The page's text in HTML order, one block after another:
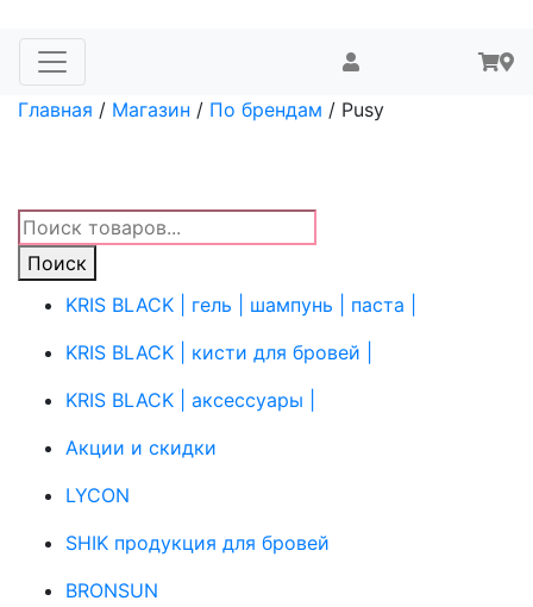
Главная / Магазин / По брендам / Pusy
Поиск
товаров
Поиск
KRIS BLACK | гель | шампунь | паста |
KRIS BLACK | кисти для бровей |
KRIS BLACK | аксессуары |
Акции и скидки
LYCON
SHIK продукция для бровей
BRONSUN